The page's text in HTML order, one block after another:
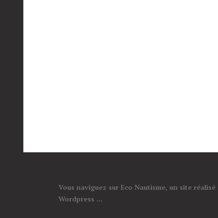
Vous naviguez sur Eco Nautisme, un site
Wordpress ...